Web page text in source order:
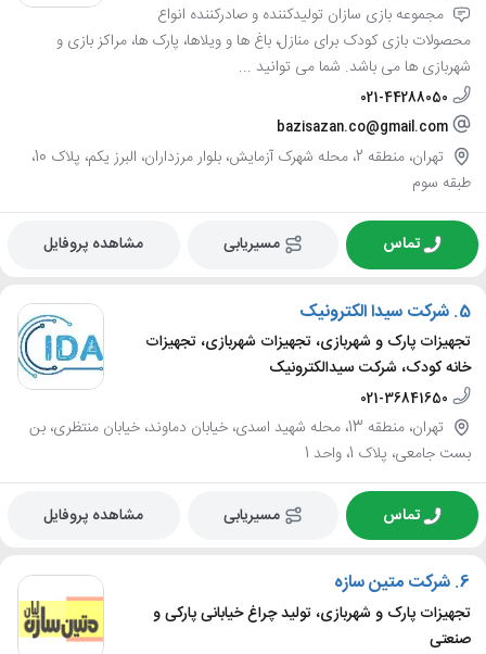
مجموعه بازی سازان تولیدکننده و صادرکننده انواع
محصولات بازی کودک برای منازل، باغ ها و ویلاها، پارک ها، مراکز بازی و
شهربازی ها می باشد. شما می توانید ...
021-44288050
bazisazan.co@gmail.com
تهران، منطقه 2، محله شهرک آزمایش، بلوار مرزداران، البرز یکم، پلاک 10،
طبقه سوم
تماس مسیریابی مشاهده پروفایل
5. شرکت سیدا الکترونیک
تجهیزات پارک و شهربازی، تجهیزات شهربازی، تجهیزات
خانه کودک، شرکت سیدالکترونیک
021-36841650
تهران، منطقه 13، محله شهید اسدی، خیابان دماوند، خیابان منتظری، بن
بست جامعی، پلاک 1، واحد 1
تماس مسیریابی مشاهده پروفایل
6. شرکت متین سازه
تجهیزات پارک و شهربازی، تولید چراغ خیابانی پارکی و
صنعتی